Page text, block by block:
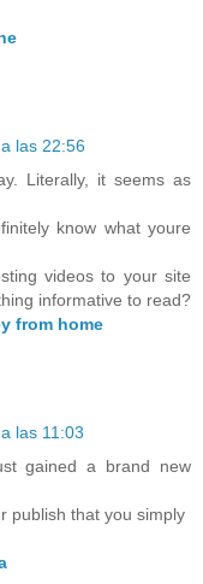
las 22:56
Literally, it seems as
know what youre
videos to your site
informative to read?
from home
las 11:03
gained a brand new
publish that you simply